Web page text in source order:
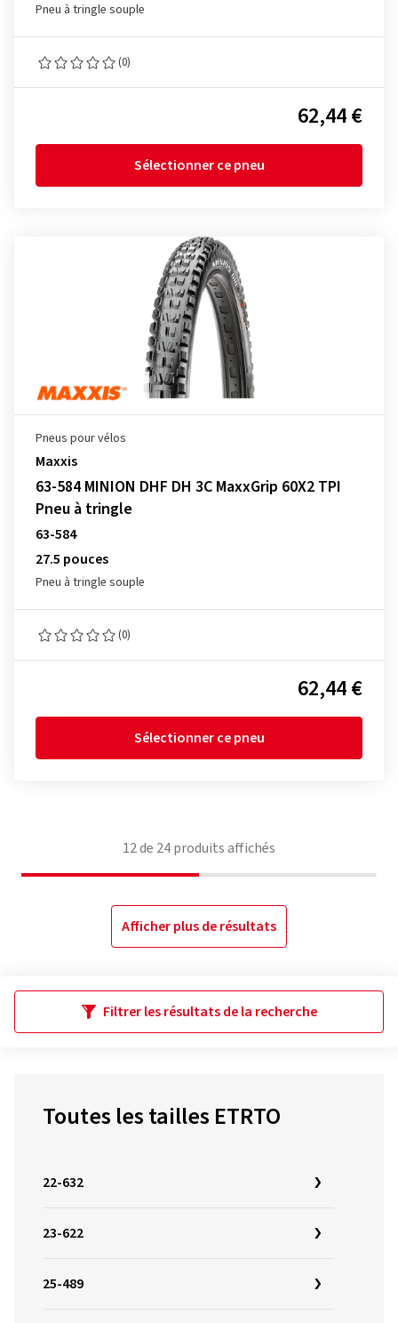
Pneu à tringle souple
(0)
62,44 €
Sélectionner ce pneu
Pneus pour vélos
Maxxis
63-584 MINION DHF DH 3C MaxxGrip 60X2 TPI
Pneu à tringle
63-584
27.5 pouces
Pneu à tringle souple
(0)
62,44 €
Sélectionner ce pneu
12de 24produits affichés
Afficher plus de résultats
Filtrer les résultats de la recherche
Toutes les tailles ETRTO
22-632
23-622
25-489